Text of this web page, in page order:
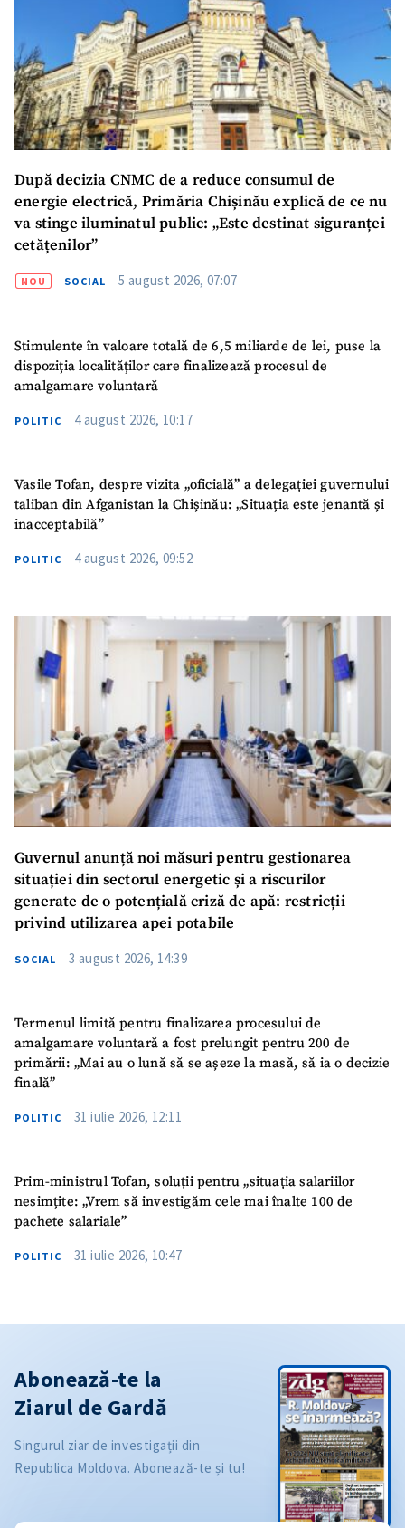
După decizia CNMC de a reduce consumul de
energie electrică, Primăria Chișinău explică de ce nu
va stinge iluminatul public: „Este destinat siguranței
cetățenilor”
NOU SOCIAL 5 august 2026, 07:07
Stimulente în valoare totală de 6,5 miliarde de lei, puse la
dispoziția localităților care finalizează procesul de
amalgamare voluntară
POLITIC 4 august 2026, 10:17
Vasile Tofan, despre vizita „oficială” a delegației guvernului
taliban din Afganistan la Chișinău: „Situația este jenantă și
inacceptabilă”
POLITIC 4 august 2026, 09:52
Guvernul anunță noi măsuri pentru gestionarea
situației din sectorul energetic și a riscurilor
generate de o potențială criză de apă: restricții
privind utilizarea apei potabile
SOCIAL 3 august 2026, 14:39
Termenul limită pentru finalizarea procesului de
amalgamare voluntară a fost prelungit pentru 200 de
primării: „Mai au o lună să se așeze la masă, să ia o decizie
finală”
POLITIC 31 iulie 2026, 12:11
Prim-ministrul Tofan, soluții pentru „situația salariilor
nesimțite: „Vrem să investigăm cele mai înalte 100 de
pachete salariale”
POLITIC 31 iulie 2026, 10:47
Abonează-te la
Ziarul de Gardă
Singurul ziar de investigații din
Republica Moldova. Abonează-te și tu!